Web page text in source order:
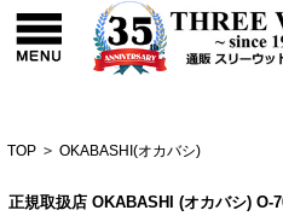
TOP > OKABASHI(オカバシ)
正規取扱店 OKABASHI (オカバシ) O-